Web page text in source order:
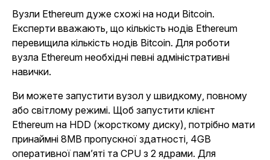
Вузли Ethereum дуже схожі на ноди Bitcoin.
Експерти вважають, що кількість нодів Ethereum
перевищила кількість нодів Bitcoin. Для роботи
вузла Ethereum необхідні певні адміністративні
навички.
Ви можете запустити вузол у швидкому, повному
або світлому режимі. Щоб запустити клієнт
Ethereum на HDD (жорсткому диску), потрібно мати
принаймні 8MB пропускної здатності, 4GB
оперативної пам’яті та CPU з 2 ядрами. Для